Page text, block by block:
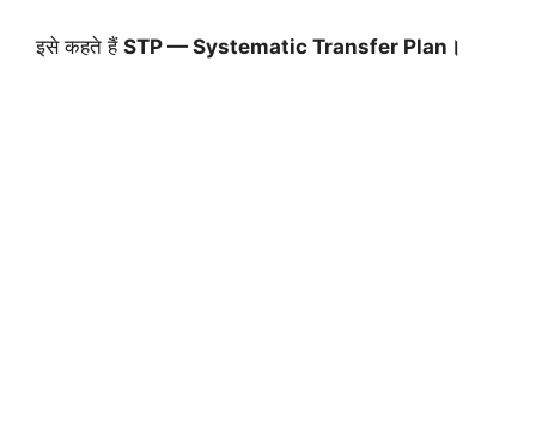
इसे कहते हैं STP — Systematic Transfer Plan।